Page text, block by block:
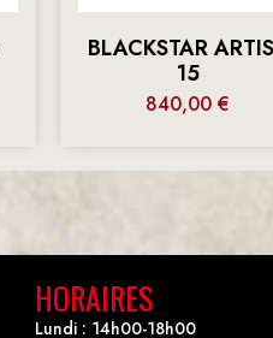
BLACKSTAR
15
840,00 €
HORAIRES
Lundi : 14h00-18h00